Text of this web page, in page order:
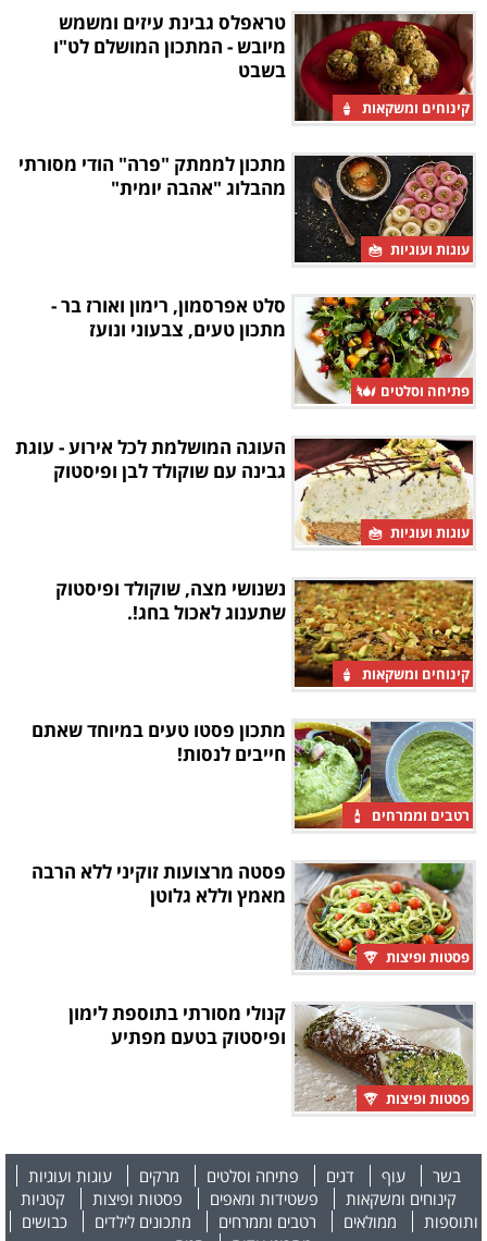
קינוחים ומשקאות
טראפלס גבינת עיזים ומשמש
מיובש - המתכון המושלם לט"ו
בשבט
עוגות ועוגיות
מתכון לממתק "פרה" הודי מסורתי
מהבלוג "אהבה יומית"
פתיחה וסלטים
סלט אפרסמון, רימון ואורז בר -
מתכון טעים, צבעוני ונועז
עוגות ועוגיות
העוגה המושלמת לכל אירוע - עוגת
גבינה עם שוקולד לבן ופיסטוק
קינוחים ומשקאות
נשנושי מצה, שוקולד ופיסטוק
שתענוג לאכול בחג!.
רטבים וממרחים
מתכון פסטו טעים במיוחד שאתם
חייבים לנסות!
פסטות ופיצות
פסטה מרצועות זוקיני ללא הרבה
מאמץ וללא גלוטן
פסטות ופיצות
קנולי מסורתי בתוספת לימון
ופיסטוק בטעם מפתיע
בשר עוף דגים פתיחה וסלטים מרקים
עוגות ועוגיות
קינוחים ומשקאות
פשטידות ומאפים פסטות ופיצות
קטניות
ותוספות
ממולאים רטבים וממרחים מתכונים לילדים
כבושים